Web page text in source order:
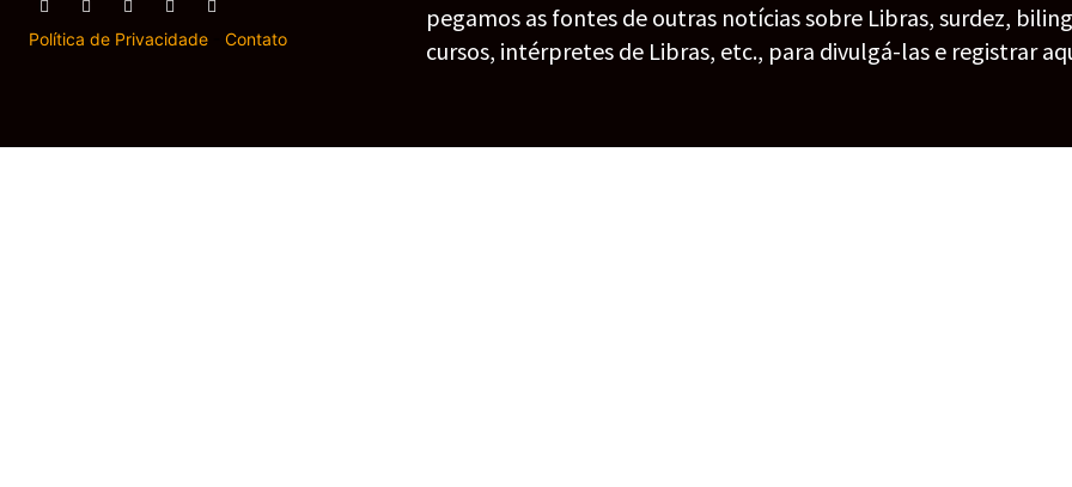
Política de Privacidade Contato
pegamos as fontes de outras notícias sobre Libras, surdez,
cursos, intérpretes de Libras, etc., para divulgá-las e registrar